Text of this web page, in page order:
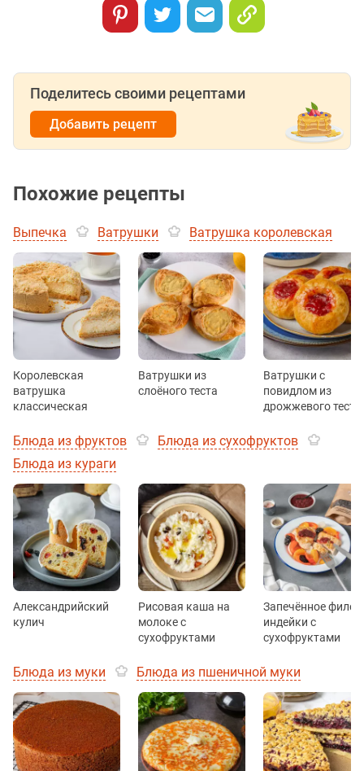
Поделитесь своими рецептами
Добавить рецепт
Похожие рецепты
Выпечка Ватрушки Ватрушка королевская
Королевская
ватрушка
классическая
Ватрушки из
слоёного теста
Ватрушки с
повидлом из
дрожжевого теста
Блюда из фруктов
Блюда из сухофруктов
Блюда из кураги
Александрийский
кулич
Рисовая каша на
молоке с
сухофруктами
Запечённое филе
индейки с
сухофруктами
Блюда из муки Блюда из пшеничной муки